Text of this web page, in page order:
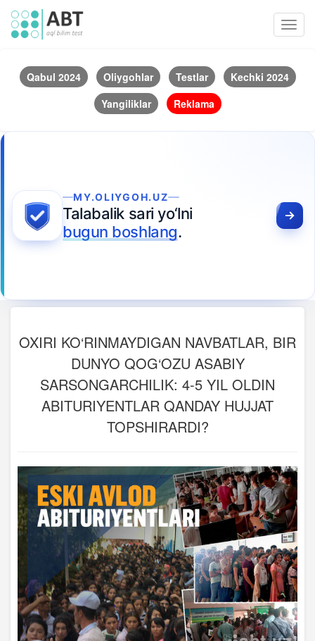
Qabul 2024 Oliygohlar Testlar
Kechki 2024
Yangiliklar
Reklama
MY.OLIYGOH.UZ
Talabalik sari yo‘lni
bugun boshlang.
OXIRI KO‘RINMAYDIGAN NAVBATLAR, BIR
DUNYO QOG‘OZU ASABIY
SARSONGARCHILIK: 4-5 YIL OLDIN
ABITURIYENTLAR QANDAY HUJJAT
TOPSHIRARDI?